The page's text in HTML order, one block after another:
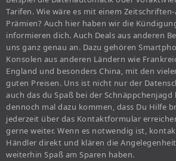
Tarifen. Wie wäre es mit einem
Prämien? Auch hier haben wir die
informieren dich. Auch Deals aus anderen
uns ganz genau an. Dazu gehören
Konsolen aus anderen Ländern wie
England und besonders China, mit den
guten Preisen. Uns ist nicht nur der
auch das du Spaß bei der Schnäppchenjagd
dennoch mal dazu kommen, dass Du Hilfe
jederzeit über das Kontaktformular
gerne weiter. Wenn es notwendig ist,
Händler direkt und klären die
weiterhin Spaß am Sparen haben.